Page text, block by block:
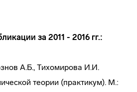
за 2011 - 2016 гг.:
А.Б., Тихомирова И.И.
теории (практикум). М.: